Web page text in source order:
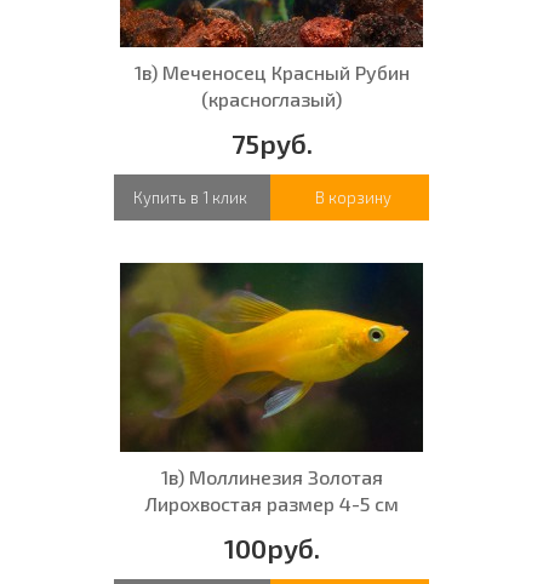
1в) Меченосец Красный Рубин
(красноглазый)
75руб.
Купить в 1 клик В корзину
1в) Моллинезия Золотая
Лирохвостая размер 4-5 см
100руб.